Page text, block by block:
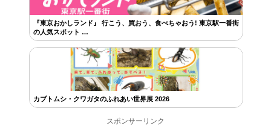
『東京おかしランド』 行こう、買おう、食べちゃおう! 東京駅一番街
の人気スポット …
カブトムシ・クワガタのふれあい世界展 2026
スポンサーリンク